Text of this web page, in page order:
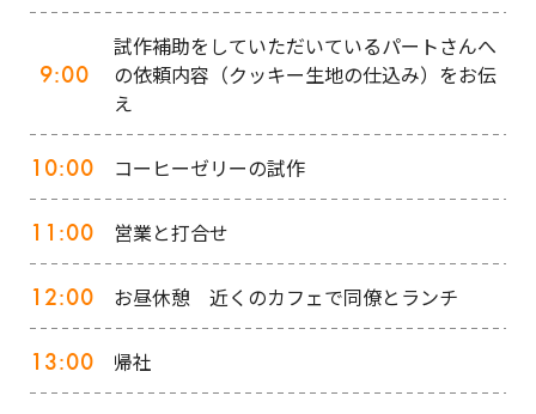
9:00
試作補助をしていただいているパートさんへ
の依頼内容（クッキー生地の仕込み）をお伝
え
10:00 コーヒーゼリーの試作
11:00 営業と打合せ
12:00 お昼休憩 近くのカフェで同僚とランチ
13:00 帰社